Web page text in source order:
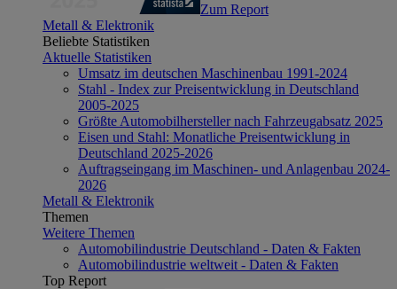
Zum Report
Metall & Elektronik
Beliebte Statistiken
Aktuelle Statistiken
Umsatz im deutschen Maschinenbau 1991-2024
Stahl - Index zur Preisentwicklung in Deutschland
2005-2025
Größte Automobilhersteller nach Fahrzeugabsatz 2025
Eisen und Stahl: Monatliche Preisentwicklung in
Deutschland 2025-2026
Auftragseingang im Maschinen- und Anlagenbau 2024-
2026
Metall & Elektronik
Themen
Weitere Themen
Automobilindustrie Deutschland - Daten & Fakten
Automobilindustrie weltweit - Daten & Fakten
Top Report